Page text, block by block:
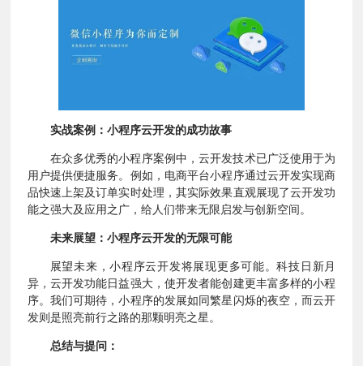
实战案例：小程序云开发的成功故事
在众多优秀的小程序案例中，云开发技术已广泛使用于为
用户提供便捷服务。例如，电商平台小程序通过云开发实现商
品快速上架及订单实时处理，其实际效果直观展现了云开发功
能之强大及应用之广，给人们带来无限启发与创新空间。
未来展望：小程序云开发的无限可能
展望未来，小程序云开发将展现更多可能。科技日新月
异，云开发功能日益强大，使开发者能创建更丰富多样的小程
序。我们可期待，小程序的发展如同繁星闪烁的夜空，而云开
发则是照亮前行之路的那颗明亮之星。
总结与提问：